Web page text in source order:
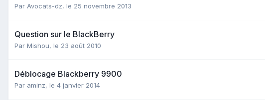
Par Avocats-dz, le 25 novembre 2013
Question sur le BlackBerry
Par Mishou, le 23 août 2010
Déblocage Blackberry 9900
Par aminz, le 4 janvier 2014